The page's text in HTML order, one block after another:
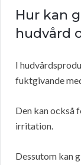
Hur kan
hudvård
I
fuktgivande
Den kan också
irritation.
Dessutom kan